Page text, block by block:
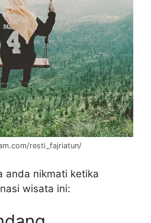
resti_fajriatun/
anda nikmati ketika
wisata ini: